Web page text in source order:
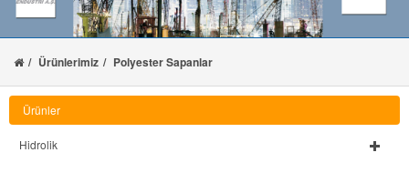
Ürünlerimiz Polyester Sapanlar
Ürünler
Hidrolik